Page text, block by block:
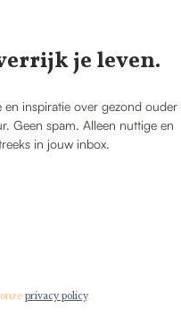
je leven.
inspiratie over gezond ouder
Geen spam. Alleen nuttige en
in jouw inbox.
privacy policy.